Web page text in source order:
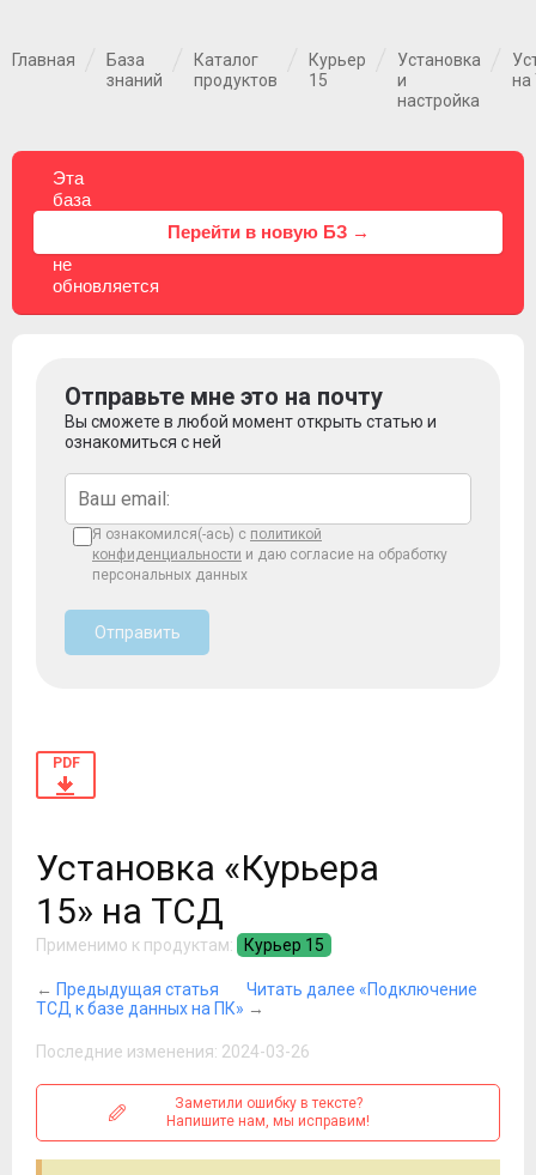
Главная
База
знаний
Каталог
продуктов
Курьер
15
Установка
и
настройка
Эта
база
не
обновляется
Перейти в новую БЗ →
Отправьте мне это на почту
Вы сможете в любой момент открыть статью и
ознакомиться с ней
Я ознакомился(-ась) с политикой
конфиденциальности и даю согласие на обработку
персональных данных
Отправить
PDF
Установка «Курьера
15» на ТСД
Применимо к продуктам: Курьер 15
← Предыдущая статья
Читать далее «Подключение
ТСД к базе данных на ПК» →
Последние изменения: 2024-03-26
Заметили ошибку в тексте?
Напишите нам, мы исправим!